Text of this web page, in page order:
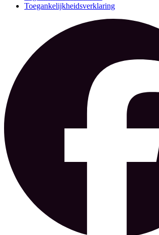
Toegankelijkheidsverklaring